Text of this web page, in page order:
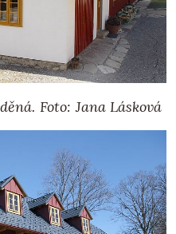
Foto: Jana Lásková